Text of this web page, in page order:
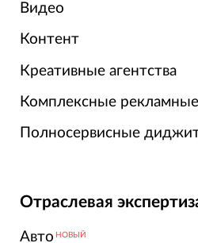
Видео
Контент
Креативные агентства
Комплексные рекламные
Полносервисные
Отраслевая
Авто НОВЫЙ